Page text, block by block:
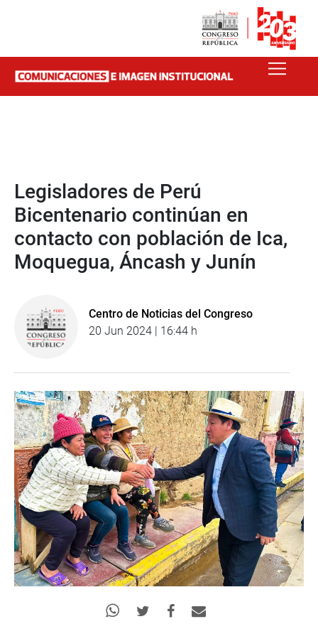
Legisladores de Perú
Bicentenario continúan en
contacto con población de Ica,
Moquegua, Áncash y Junín
Centro de Noticias del Congreso
20 Jun 2024 | 16:44 h